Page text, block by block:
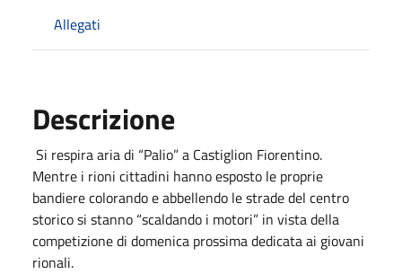
Allegati
Descrizione
Si respira aria di “Palio” a Castiglion Fiorentino.
Mentre i rioni cittadini hanno esposto le proprie
bandiere colorando e abbellendo le strade del centro
storico si stanno “scaldando i motori” in vista della
competizione di domenica prossima dedicata ai giovani
rionali.